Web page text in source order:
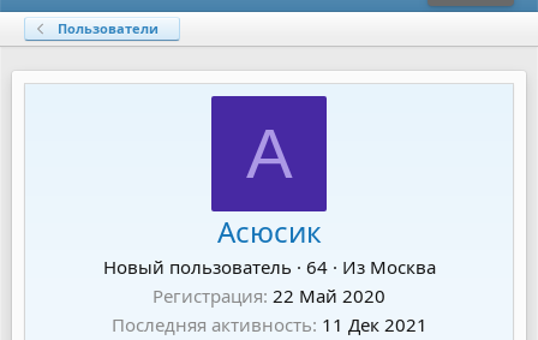
Пользователи
А
Асюсик
Новый пользователь · 64 · Из Москва
Регистрация 22 Май 2020
Последняя активность 11 Дек 2021